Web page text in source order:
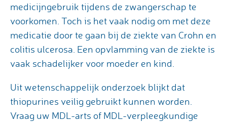
medicijngebruik tijdens de zwangerschap te
voorkomen. Toch is het vaak nodig om met deze
medicatie door te gaan bij de ziekte van Crohn en
colitis ulcerosa. Een opvlamming van de ziekte is
vaak schadelijker voor moeder en kind.
Uit wetenschappelijk onderzoek blijkt dat
thiopurines veilig gebruikt kunnen worden.
Vraag uw MDL-arts of MDL-verpleegkundige